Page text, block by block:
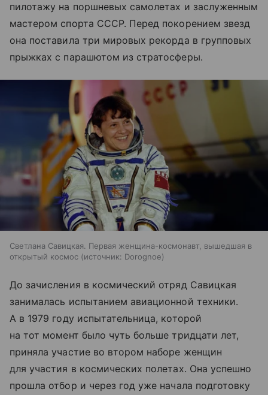
пилотажу на поршневых самолетах и заслуженным
мастером спорта СССР. Перед покорением звезд
она поставила три мировых рекорда в групповых
прыжках с парашютом из стратосферы.
Светлана Савицкая. Первая женщина-космонавт, вышедшая в
открытый космос
источник: Dorognoe
До зачисления в космический отряд Савицкая
занималась испытанием авиационной техники.
А в 1979 году испытательница, которой
на тот момент было чуть больше тридцати лет,
приняла участие во втором наборе женщин
для участия в космических полетах. Она успешно
прошла отбор и через год уже начала подготовку